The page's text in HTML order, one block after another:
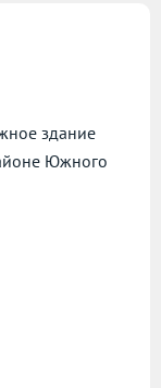
здание
Южного